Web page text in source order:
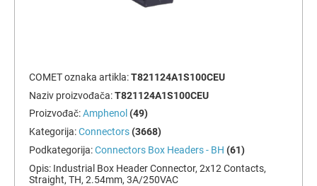
COMET oznaka artikla:T821124A1S100CEU
Naziv proizvođača:T821124A1S100CEU
Proizvođač:Amphenol (49)
Kategorija:Connectors (3668)
Podkategorija:Connectors Box Headers - BH (61)
Opis: Industrial Box Header Connector, 2x12 Contacts,
Straight, TH, 2.54mm, 3A/250VAC